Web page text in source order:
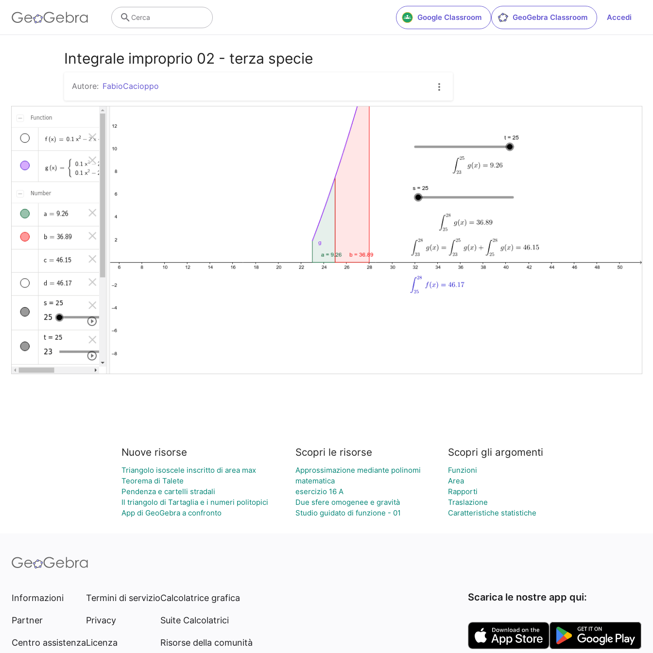
Google Classroom GeoGebra Classroom Accedi
Cerca
Integrale improprio 02 - terza specie
Autore: FabioCacioppo
Nuove risorse
Triangolo isoscele inscritto di area max
Teorema di Talete
Pendenza e cartelli stradali
Il triangolo di Tartaglia e i numeri politopici
App di GeoGebra a confronto
Scopri le risorse
Approssimazione mediante polinomi
matematica
esercizio 16 A
Due sfere omogenee e gravità
Studio guidato di funzione - 01
Scopri gli argomenti
Funzioni
Area
Rapporti
Traslazione
Caratteristiche statistiche
Informazioni
Partner
Centro assistenza
Termini di servizio
Privacy
Licenza
Calcolatrice grafica
Suite Calcolatrici
Risorse della comunità
Scarica le nostre app qui: